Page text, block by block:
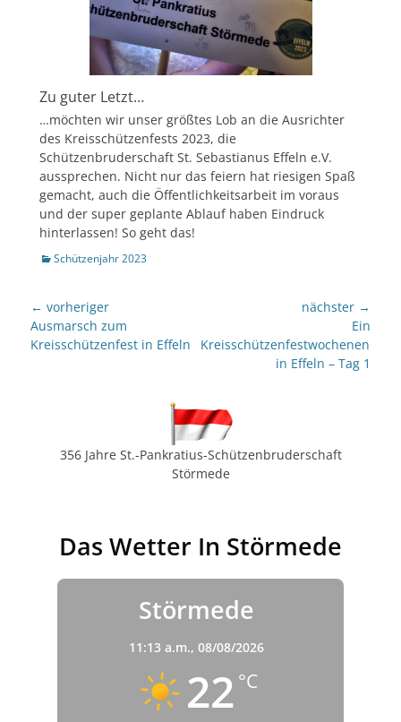
Zu guter Letzt…
…möchten wir unser größtes Lob an die Ausrichter
des Kreisschützenfests 2023, die
Schützenbruderschaft St. Sebastianus Effeln e.V.
aussprechen. Nicht nur das feiern hat riesigen Spaß
gemacht, auch die Öffentlichkeitsarbeit im voraus
und der super geplante Ablauf haben Eindruck
hinterlassen! So geht das!
Kategorien
Schützenjahr 2023
Beitragsnavigation
← vorheriger
Vorheriger
Beitrag:
Ausmarsch zum
Kreisschützenfest in Effeln
nächster →
Beitrag:
Ein
Kreisschützenfestwochenende
in Effeln – Tag 1
356 Jahre St.-Pankratius-Schützenbruderschaft
Störmede
Das Wetter In Störmede
Störmede
11:13 a.m., 08/08/2026
22 °C